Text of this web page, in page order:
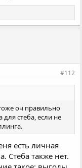
#112
оч правильно
для стеба, если не
есть личная
Стеба также нет.